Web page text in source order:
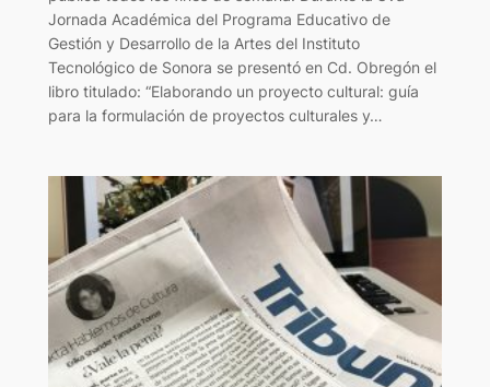
Jornada Académica del Programa Educativo de
Gestión y Desarrollo de la Artes del Instituto
Tecnológico de Sonora se presentó en Cd. Obregón el
libro titulado: “Elaborando un proyecto cultural: guía
para la formulación de proyectos culturales y…